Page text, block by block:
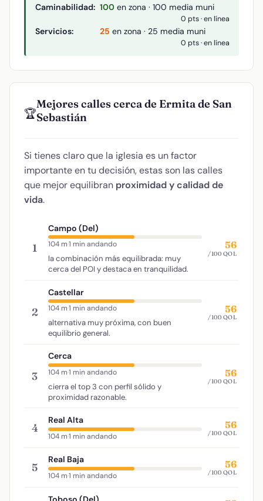
Caminabilidad: 100 en zona · 100 media muni
0 pts · en línea
Servicios: 25 en zona · 25 media muni
0 pts · en línea
🏆
Mejores calles cerca de Ermita de San
Sebastián
Si tienes claro que la iglesia es un factor
importante en tu decisión, estas son las calles
que mejor equilibran proximidad y calidad de
vida.
1
Campo (Del)
104 m·1 min andando
la combinación más equilibrada: muy
cerca del POI y destaca en tranquilidad.
56
/100 QOL
2
Castellar
104 m·1 min andando
alternativa muy próxima, con buen
equilibrio general.
56
/100 QOL
3
Cerca
104 m·1 min andando
cierra el top 3 con perfil sólido y
proximidad razonable.
56
/100 QOL
4
Real Alta
104 m·1 min andando
56
/100 QOL
5
Real Baja
104 m·1 min andando
56
/100 QOL